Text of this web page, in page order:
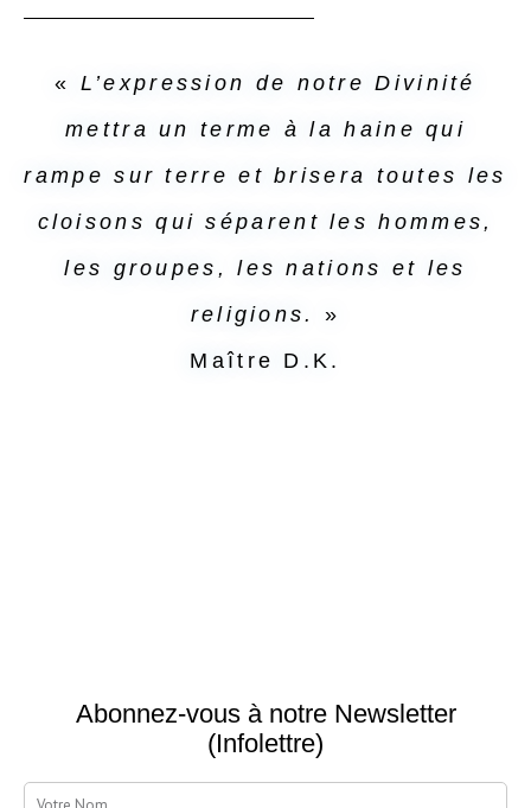
« L’expression de notre Divinité
mettra un terme à la haine qui
rampe sur terre et brisera toutes les
cloisons qui séparent les hommes,
les groupes, les nations et les
religions.
»
Maître D.K.
Abonnez-vous à notre Newsletter
(Infolettre)
nom